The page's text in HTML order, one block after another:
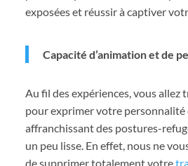
exposées et réussir à captiver
Capacité d’animation et de
Au fil des expériences, vous allez
pour exprimer votre personnalité
affranchissant des postures-
un peu lisse. En effet, nous ne
de supprimer totalement votre